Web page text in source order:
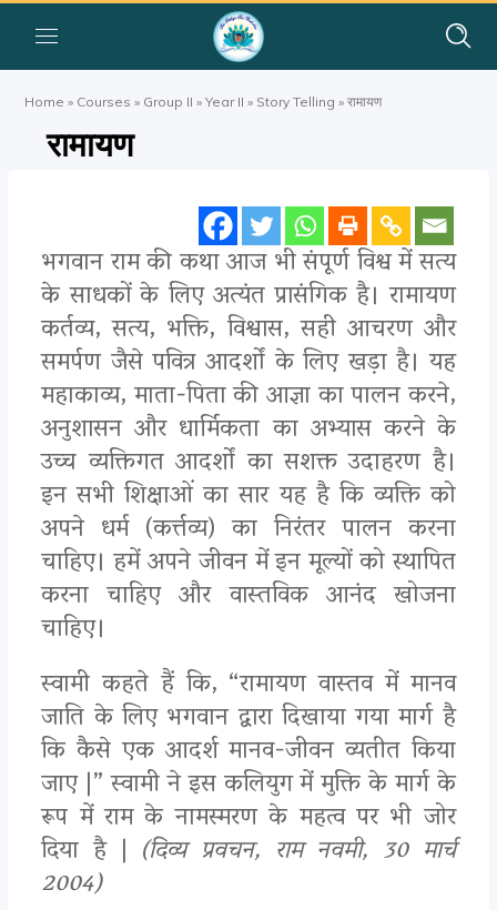
Home » Courses » Group II »Year II » Story Telling »रामायण
रामायण
भगवान राम की कथा आज भी संपूर्ण विश्व में सत्य
के साधकों के लिए अत्यंत प्रासंगिक है। रामायण
कर्तव्य, सत्य, भक्ति, विश्वास, सही आचरण और
समर्पण जैसे पवित्र आदर्शों के लिए खड़ा है। यह
महाकाव्य, माता-पिता की आज्ञा का पालन करने,
अनुशासन और धार्मिकता का अभ्यास करने के
उच्च व्यक्तिगत आदर्शों का सशक्त उदाहरण है।
इन सभी शिक्षाओं का सार यह है कि व्यक्ति को
अपने धर्म (कर्त्तव्य) का निरंतर पालन करना
चाहिए। हमें अपने जीवन में इन मूल्यों को स्थापित
करना चाहिए और वास्तविक आनंद खोजना
चाहिए।
स्वामी कहते हैं कि, “रामायण वास्तव में मानव
जाति के लिए भगवान द्वारा दिखाया गया मार्ग है
कि कैसे एक आदर्श मानव-जीवन व्यतीत किया
जाए |” स्वामी ने इस कलियुग में मुक्ति के मार्ग के
रूप में राम के नामस्मरण के महत्व पर भी जोर
दिया है | (दिव्य प्रवचन, राम नवमी, 30 मार्च
2004)